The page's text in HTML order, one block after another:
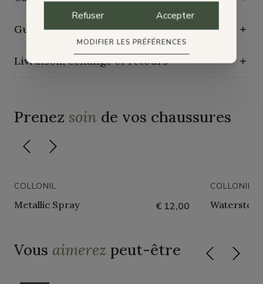
Guide d'entretien
Livraison, échange et retours
Prenez soin de vos chaussures
COLLONIL
Metallic Spray € 12,00
COLLONIL
Waterstop
Vous aimerez peut-être
Refuser Accepter
MODIFIER LES PRÉFÉRENCES